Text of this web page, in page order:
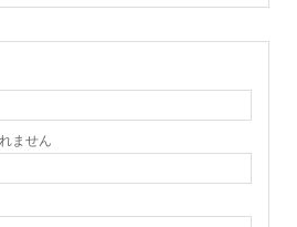
ません